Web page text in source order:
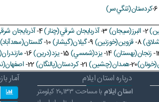
کردستان(تنگي‌سر)
2- البرز(سيجان)3- آذربايجان شرقي(چنار)4- آذربايجان
8- قزوين(خوزنين) گيلان(گيشار)10- گلستان(سعدآباد)
زنجان(بهستان)14- يزد(شمسي)15- يزد(درين)16-
20-همدان(چشين)21- کردستان(پالنگان)22-
درباره استان ایلام
استان ایلام
با مساحت ۲۰٬۱۳۳ کیلومتر
آمار